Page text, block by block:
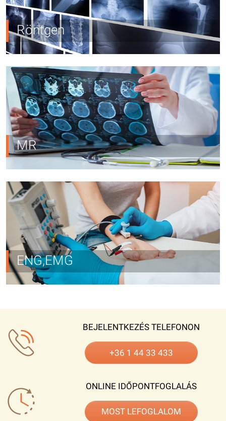
Röntgen
MR
ENG,EMG
BEJELENTKEZÉS TELEFONON
+36 1 44 33 433
ONLINE IDŐPONTFOGLALÁS
MOST LEFOGLALOM